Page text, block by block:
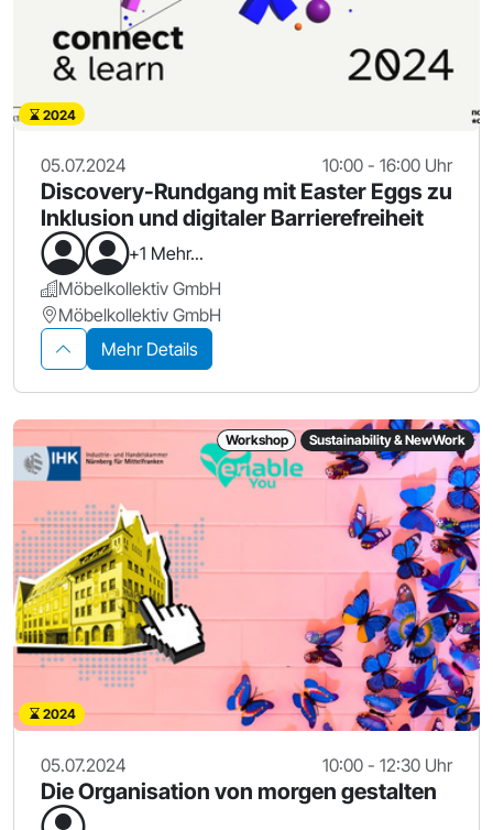
2024
05.07.2024 10:00 - 16:00 Uhr
Discovery-Rundgang mit Easter Eggs zu
Inklusion und digitaler Barrierefreiheit
+1 Mehr...
Möbelkollektiv GmbH
Möbelkollektiv GmbH
Mehr Details
Workshop Sustainability & NewWork
2024
05.07.2024 10:00 - 12:30 Uhr
Die Organisation von morgen gestalten